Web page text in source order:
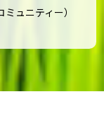
ュニティー）